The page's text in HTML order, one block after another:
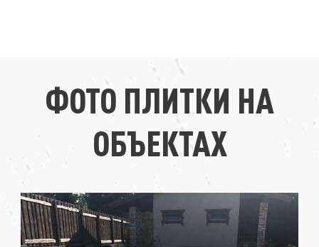
ФОТО ПЛИТКИ НА
ОБЪЕКТАХ